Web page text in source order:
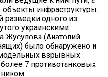
инфраструктуры.
разведки одного из
украинскими
Жусупова (Анатолий
было обнаружено и
взрывных
7 противотанковых